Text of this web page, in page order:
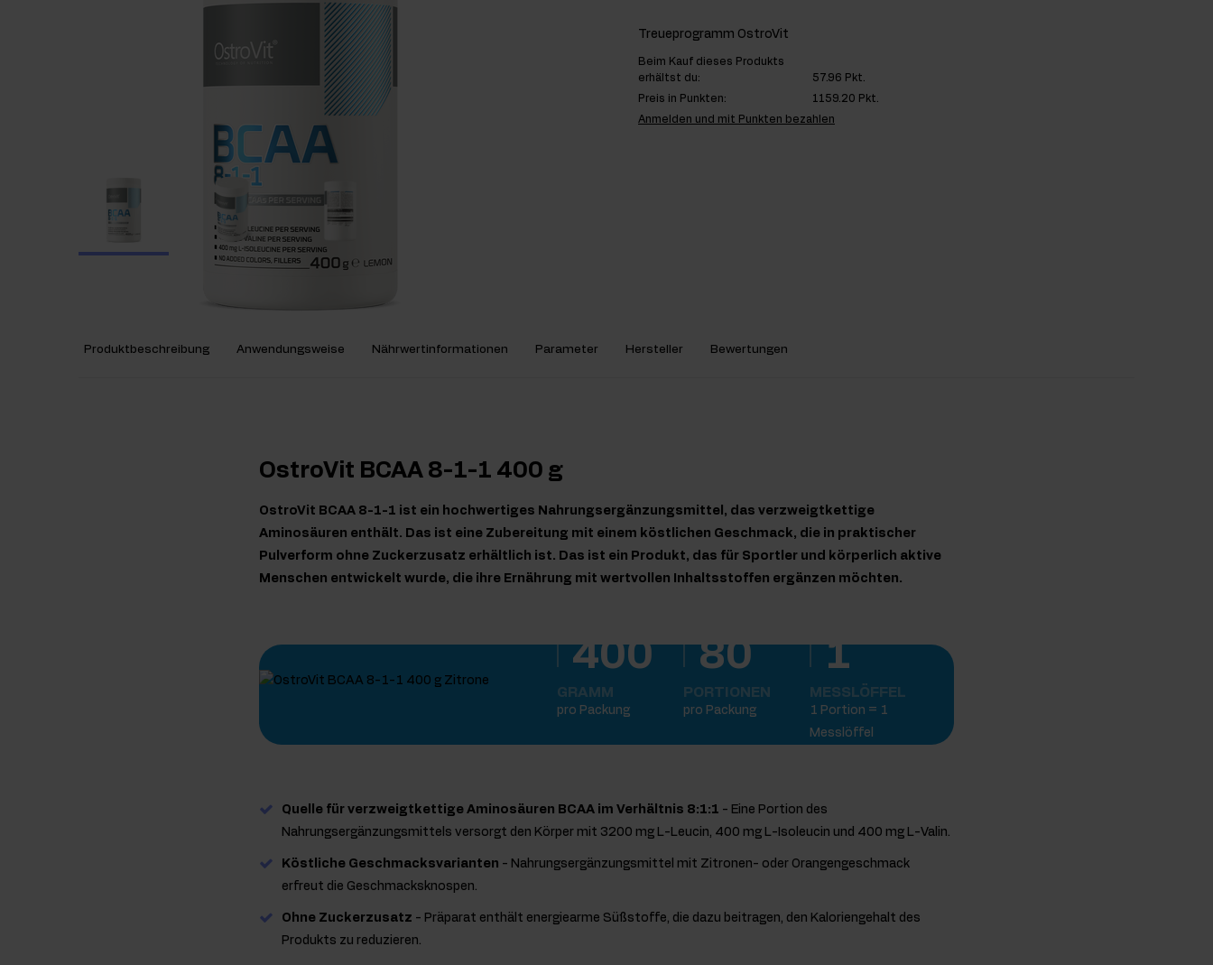
Treueprogramm OstroVit
Beim Kauf dieses Produkts
erhältst du:
57.96 Pkt.
Preis in Punkten:
1159.20 Pkt.
Anmelden und mit Punkten bezahlen
Produktbeschreibung Anwendungsweise Nährwertinformationen Parameter Hersteller Bewertungen
OstroVit BCAA 8-1-1 400 g
OstroVit BCAA 8-1-1 ist ein hochwertiges Nahrungsergänzungsmittel, das verzweigtkettige
Aminosäuren enthält. Das ist eine Zubereitung mit einem köstlichen Geschmack, die in praktischer
Pulverform ohne Zuckerzusatz erhältlich ist. Das ist ein Produkt, das für Sportler und körperlich aktive
Menschen entwickelt wurde, die ihre Ernährung mit wertvollen Inhaltsstoffen ergänzen möchten.
400
GRAMM
pro Packung
80
PORTIONEN
pro Packung
1
MESSLÖFFEL
1 Portion = 1
Messlöffel
Quelle für verzweigtkettige Aminosäuren BCAA im Verhältnis 8:1:1 - Eine Portion des
Nahrungsergänzungsmittels versorgt den Körper mit 3200 mg L-Leucin, 400 mg L-Isoleucin und 400 mg L-Valin.
Köstliche Geschmacksvarianten - Nahrungsergänzungsmittel mit Zitronen- oder Orangengeschmack
erfreut die Geschmacksknospen.
Ohne Zuckerzusatz - Präparat enthält energiearme Süßstoffe, die dazu beitragen, den Kaloriengehalt des
Produkts zu reduzieren.